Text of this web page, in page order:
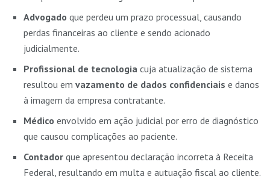
Advogado que perdeu um prazo processual, causando
perdas financeiras ao cliente e sendo acionado
judicialmente.
Profissional de tecnologia cuja atualização de sistema
resultou em vazamento de dados confidenciais e danos
à imagem da empresa contratante.
Médico envolvido em ação judicial por erro de diagnóstico
que causou complicações ao paciente.
Contador que apresentou declaração incorreta à Receita
Federal, resultando em multa e autuação fiscal ao cliente.